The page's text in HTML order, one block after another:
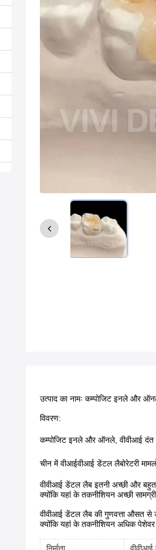
उत्पाद का नामः कम्पोजिट इनले और
विवरण:
कम्पोजिट इनले और ऑनले, वीवीआई दंत
चीन में वीआईवीआई डेंटल लैबोरेटरी
वीवीआई डेंटल लैब इतनी अच्छी और बहुत
क्योंकि यहां के तकनीशियन अच्छी
वीवीआई डेंटल लैब की गुणवत्ता औसत से
क्योंकि यहां के तकनीशियन अधिक